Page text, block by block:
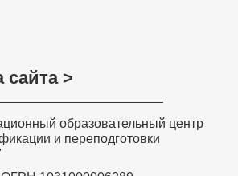
сайта >
образовательный центр
и переподготовки